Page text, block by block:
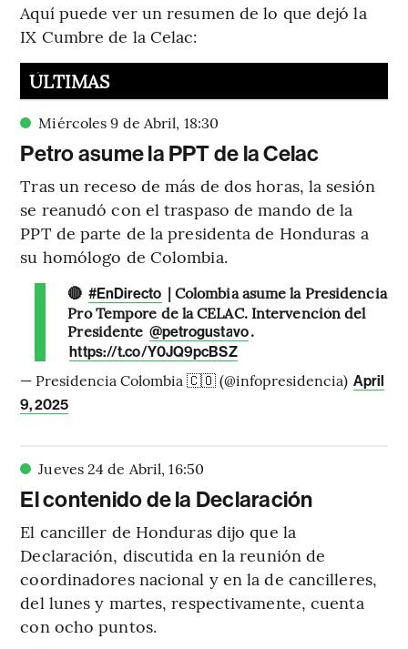
Aquí puede ver un resumen de lo que dejó la
IX Cumbre de la Celac:
ÚLTIMAS
Miércoles 9 de Abril, 18:30
Petro asume la PPT de la Celac
Tras un receso de más de dos horas, la sesión
se reanudó con el traspaso de mando de la
PPT de parte de la presidenta de Honduras a
su homólogo de Colombia.
🔴 #EnDirecto | Colombia asume la Presidencia
Pro Tempore de la CELAC. Intervención del
Presidente @petrogustavo.
https://t.co/Y0JQ9pcBSZ
— Presidencia Colombia 🇨🇴 (@infopresidencia) April
9, 2025
Jueves 24 de Abril,16:50
El contenido de la Declaración
El canciller de Honduras dijo que la
Declaración, discutida en la reunión de
coordinadores nacional y en la de cancilleres,
del lunes y martes, respectivamente, cuenta
con ocho puntos.